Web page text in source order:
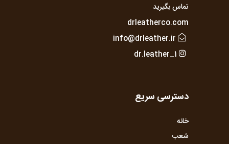
تماس بگیرید
drleatherco.com
info@drleather.ir
dr.leather_1
دسترسی سریع
خانه
شعب